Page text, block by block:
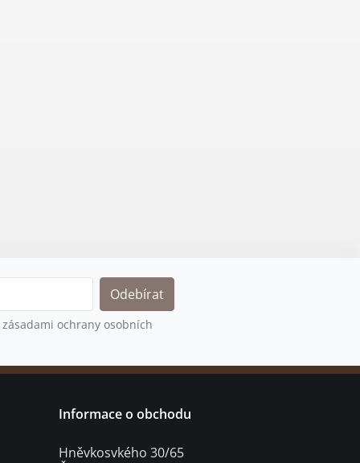
ochrany osobních
Informace o obchodu
Hněvkosvkého 30/65